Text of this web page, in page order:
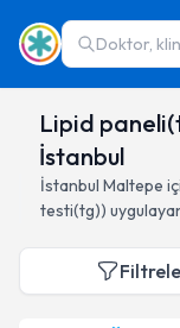
Doktor,
Lipid
İstanbul
İstanbul Maltepe
testi(tg))
Filtrele